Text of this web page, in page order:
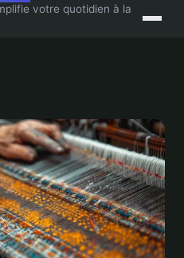
votre quotidien à la